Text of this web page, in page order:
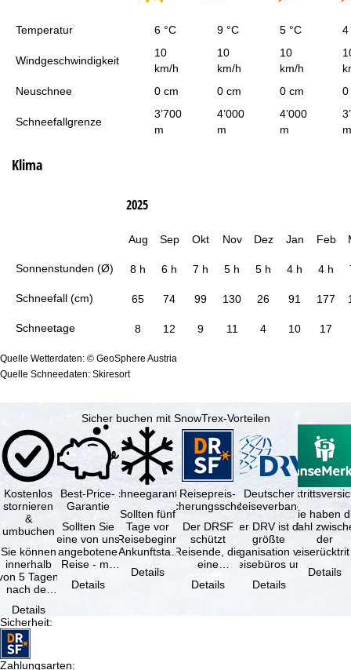
Temperatur 6 °C 9 °C 5 °C 4
Windgeschwindigkeit
10
km/h
10
km/h
10
km/h
Neuschnee
0 cm 0 cm 0 cm 0
Schneefallgrenze
3’700
m
4’000
m
4’000
m
m
Klima
Sonnenstunden (Ø)
Schneefall (cm)
Schneetage
2025
Aug Sep Okt Nov Dez Jan Feb
8 h 6 h 7 h 5 h 5 h 4 h 4 h
65 74 99 130 26 91 177
8 12 9 11 4 10 17
Quelle Wetterdaten: © GeoSphere Austria
Quelle Schneedaten: Skiresort
Sicher buchen mit SnowTrex-Vorteilen
Kostenlos
stornieren
&
umbuchen
Sie können
innerhalb
5 Tagen
nach der
kostenfrei
…
Details
Best-Price-
Garantie
Sollten Sie
eine von uns
angebotene
Reise - mit
Leistung und
Details
Schneegarantie
Sollten fünf
Tage vor
Reisebeginn
(Ankunftstag)
Schneemangel
Details
Reisepreis-
Sicherungsschein
Der DRSF
schützt
Reisende, die
eine
oder
Details
Deutscher
Reiseverband
Der DRV ist die
größte
Organisation von
Reisebüros und
Reiseveranstaltern
in …
Details
Sie haben
Wahl
der
(inklusive
Details
Sicherheit:
Zahlungsarten: